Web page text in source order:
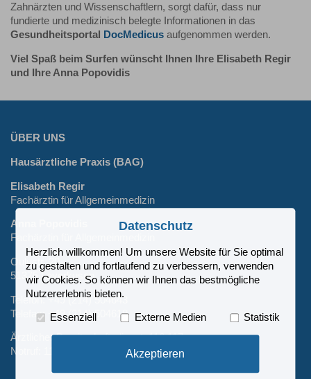
Zahnärzten und Wissenschaftlern, sorgt dafür, dass nur
fundierte und medizinisch belegte Informationen in das
Gesundheitsportal
DocMedicus aufgenommen werden.
Viel Spaß beim Surfen wünscht Ihnen Ihre Elisabeth Regir
und Ihre Anna Popovidis
ÜBER UNS
Hausärztliche Praxis (BAG)
Elisabeth Regir
Fachärztin für Allgemeinmedizin
Anna Popovidis
Fachärztin für Allgemeinmedizin
Oulustr. 20
51375 Leverkusen
Telefon:+49 (214) 504643
Telefax: +49 (214) 504618
Ärztlicher Bereitschaftsdienst:116 117
Notruf:
Datenschutz
Herzlich willkommen! Um unsere Website für Sie optimal
zu gestalten und fortlaufend zu verbessern, verwenden
wir Cookies. So können wir Ihnen das bestmögliche
Nutzererlebnis bieten.
Essenziell Externe Medien Statistik
Akzeptieren